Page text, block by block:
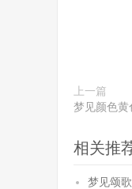
上一篇
梦见颜色黄
相关推
梦见颂